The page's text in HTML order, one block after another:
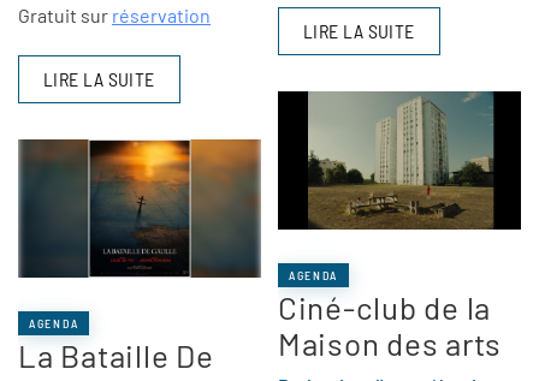
Gratuit sur réservation
LIRE LA SUITE
AGENDA
La Bataille De
LIRE LA SUITE
AGENDA
Ciné-club de la
Maison des arts